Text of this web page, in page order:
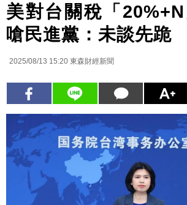
美對台關稅「
嗆民進黨：未談先跪
2025/08/13 15:20 東森財經新聞